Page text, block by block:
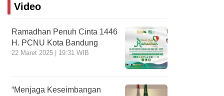
Video
Ramadhan Penuh Cinta 1446
H. PCNU Kota Bandung
22 Maret 2025 | 19:31 WIB
“Menjaga Keseimbangan